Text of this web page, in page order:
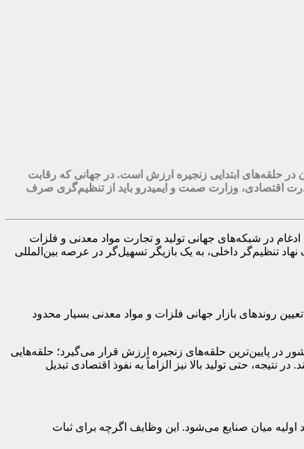
در حلقه‌های ابتدایی زنجیره ارزش است. در جهانی که رقابت
اقتصادی، وزارت صمت و ایمیدرو باید از تنظیم‌گری صرف
در شبکه‌های جهانی تولید و تجارت مواد معدنی و فلزات
تنظیم‌گر داخلی، به یک بازیگر تسهیل‌گر در عرصه بین‌المللی
روندهای بازار جهانی فلزات و مواد معدنی بسیار محدود
در پایین‌ترین حلقه‌های زنجیره ارزش قرار می‌گیرد؛ حلقه‌هایی
حتی تولید بالا نیز الزاماً به نفوذ اقتصادی تبدیل
میان صنایع می‌شود. این وظایف اگرچه برای ثبات